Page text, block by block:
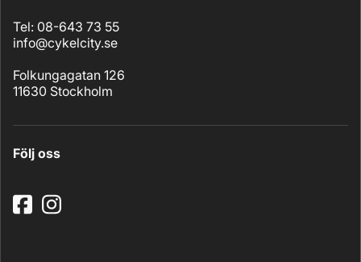
Tel: 08-643 73 55
info@cykelcity.se
Folkungagatan 126
11630 Stockholm
Följ oss